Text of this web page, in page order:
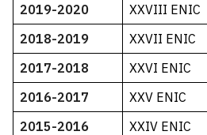
2019-2020
XXVIII ENIC
2018-2019
XXVII ENIC
2017-2018
XXVI ENIC
2016-2017
XXV ENIC
2015-2016
XXIV ENIC